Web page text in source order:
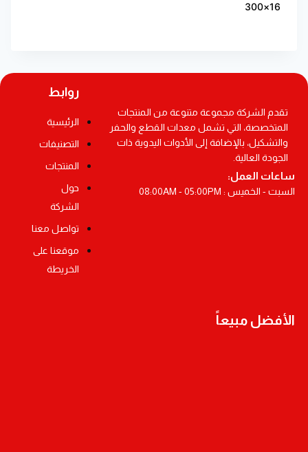
16×300
تقدم الشركة مجموعة متنوعة من المنتجات
المتخصصة، التي تشمل معدات القطع والحفر
والتشكيل، بالإضافة إلى الأدوات اليدوية ذات
الجودة العالية.
ساعات العمل:
السبت - الخميس : 08:00AM - 05:00PM
روابط
الرئيسية
التصنيفات
المنتجات
حول
الشركة
تواصل معنا
موقعنا على
الخريطة
الأفضل مبيعاً